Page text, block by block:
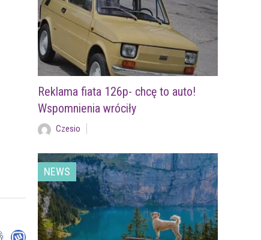
Reklama fiata 126p- chcę to auto!
Wspomnienia wróciły
Czesio
NEWS